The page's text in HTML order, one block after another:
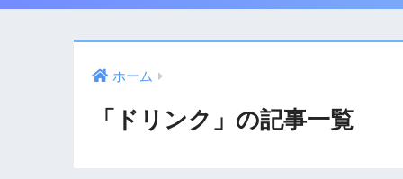
ホーム
「ドリンク」の記事一覧